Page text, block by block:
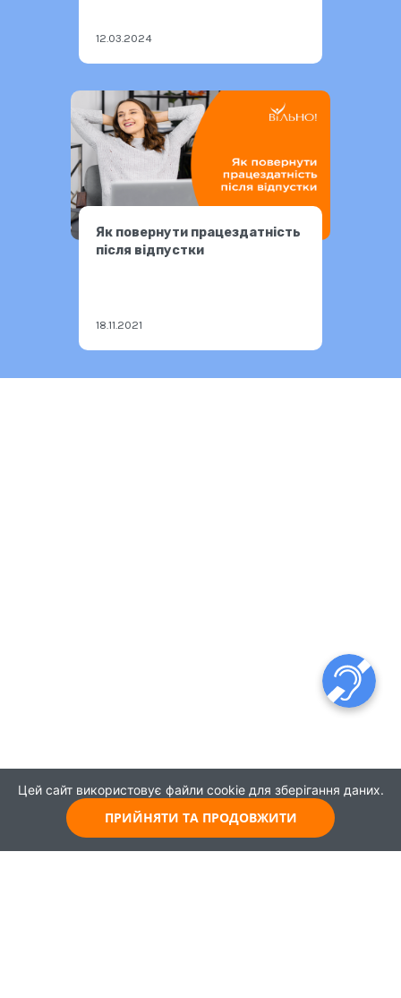
12.03.2024
Як повернути працездатність
після відпустки
18.11.2021
Цей сайт використовує файли cookie для зберігання даних.
ПРИЙНЯТИ ТА ПРОДОВЖИТИ